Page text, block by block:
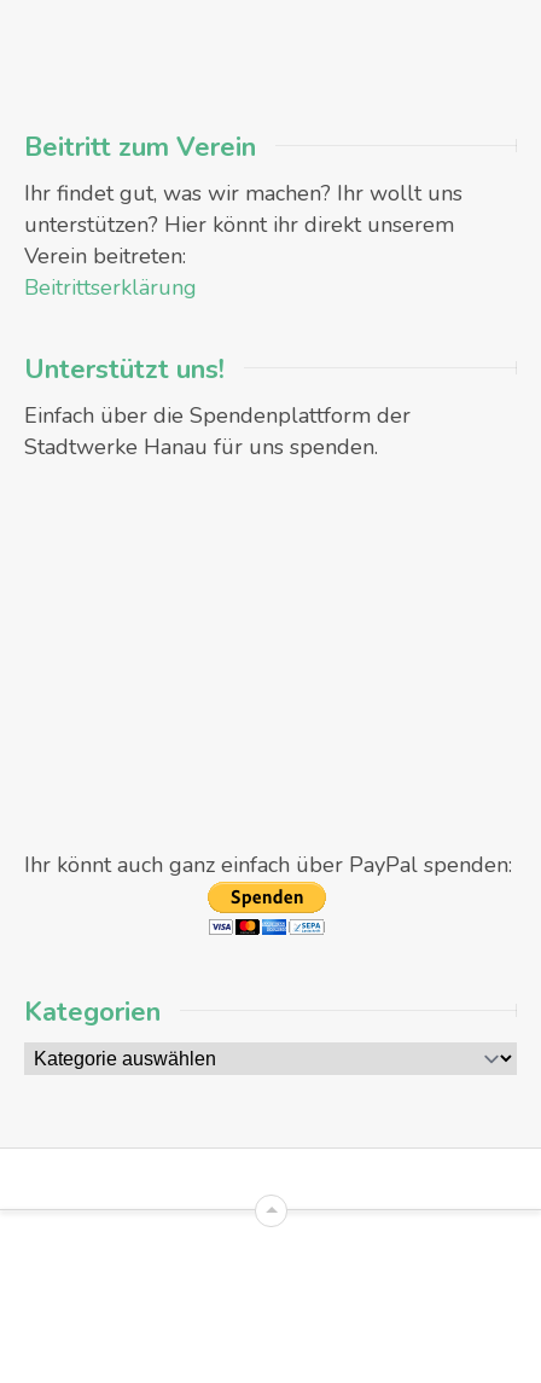
Beitritt zum Verein
Ihr findet gut, was wir machen? Ihr wollt uns
unterstützen? Hier könnt ihr direkt unserem
Verein beitreten:
Beitrittserklärung
Unterstützt uns!
Einfach über die Spendenplattform der
Stadtwerke Hanau für uns spenden.
Ihr könnt auch ganz einfach über PayPal spenden:
Kategorien